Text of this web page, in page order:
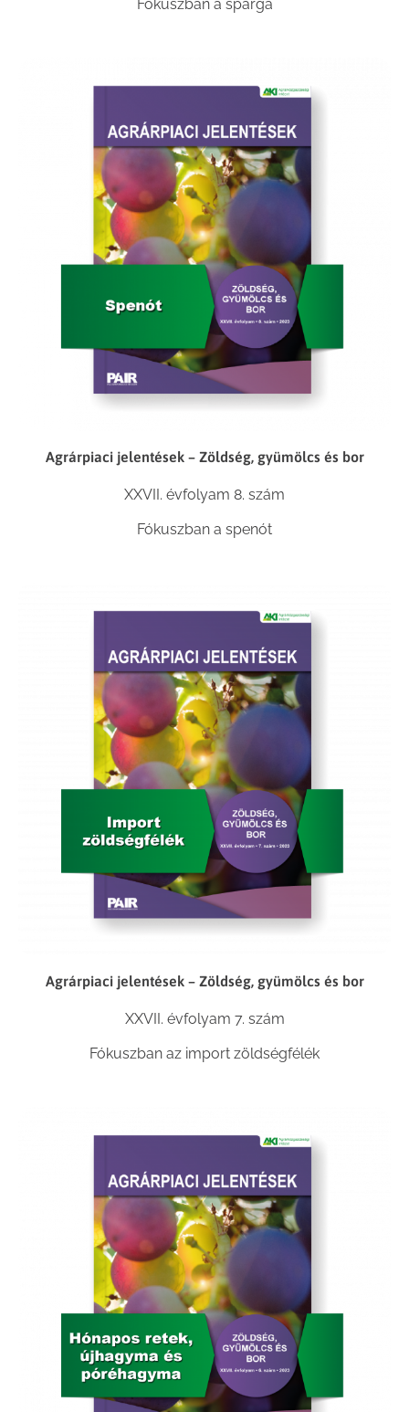
Fókuszban a spárga
Agrárpiaci jelentések – Zöldség, gyümölcs és bor
XXVII. évfolyam 8. szám
Fókuszban a spenót
Agrárpiaci jelentések – Zöldség, gyümölcs és bor
XXVII. évfolyam 7. szám
Fókuszban az import zöldségfélék